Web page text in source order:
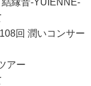
縁音-YUIENNE-
回 潤いコンサー
アー